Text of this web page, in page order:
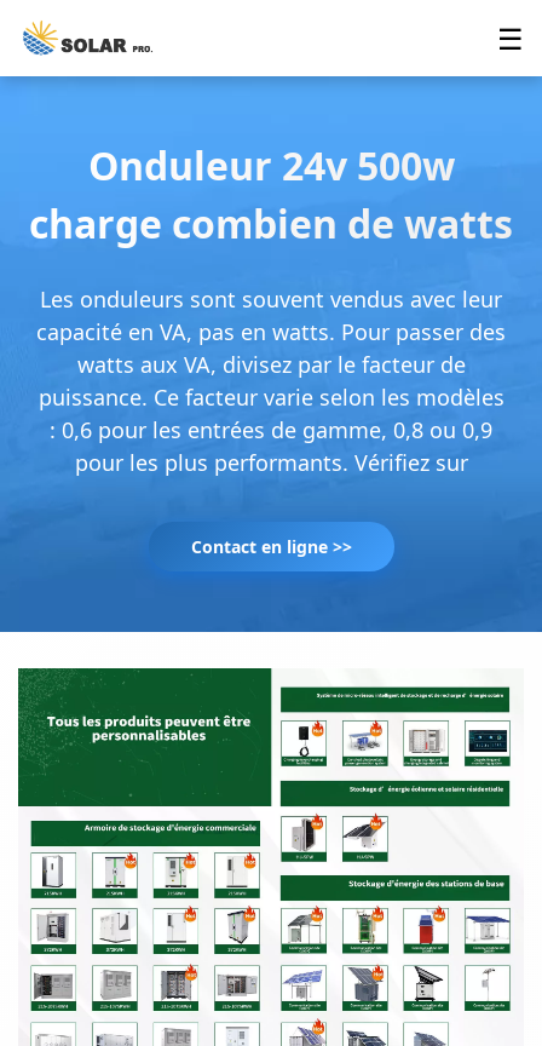
☰
Onduleur 24v 500w
charge combien de watts
Les onduleurs sont souvent vendus avec leur
capacité en VA, pas en watts. Pour passer des
watts aux VA, divisez par le facteur de
puissance. Ce facteur varie selon les modèles
: 0,6 pour les entrées de gamme, 0,8 ou 0,9
pour les plus performants. Vérifiez sur
Contact en ligne >>